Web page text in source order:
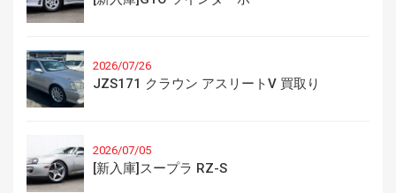
2026/07/26
JZS171 クラウン アスリートV 買取り
2026/07/05
[新入庫]スープラ RZ-S